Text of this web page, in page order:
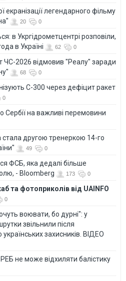
екранізації легендарного фільму
20 0
в Укргідрометцентрі розповіли,
в Україні
62 0
ЧС-2026 відмовив "Реалу" заради
68 0
С-300 через дефіцит ракет
0
Сербії на важливі перемовини
стала другою тренеркою 14-го
49 0
ФСБ, яка дедалі більше
- Bloomberg
173 0
та фотоприколів від UAINFO
0
воювати, бо дурні": у
звільнили після
захисників. ВІДЕО
не може відхиляти балістику